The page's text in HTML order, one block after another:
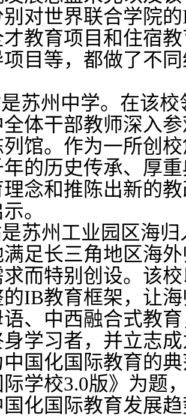
对世界联合学院的
教育项目和住宿
目等，都做了不
苏州中学。在该
体干部教师深入
馆。作为一所创
的历史传承、厚
念和推陈出新的
。
苏州工业园区海
足长三角地区海
而特别创设。该
IB教育框架，让
、中西融合式教
学习者，并立志
国化国际教育的
际学校3.0版》为题
化国际教育发展